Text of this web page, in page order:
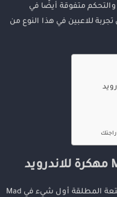
والتحكم متفوقة أيضًا في
للاعبين في هذا النوع من
مستويات مصممة بشكل فريد من أجل المتعة المطلقة أول شيء في Mad